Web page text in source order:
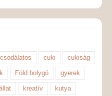
csodálatos cuki cukiság
Föld bolygó gyerek
kreatív kutya